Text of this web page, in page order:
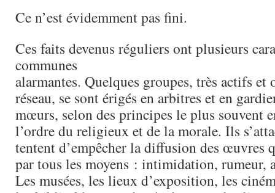
Ce n’est évidemment pas fini.
Ces faits devenus réguliers ont plusieurs
communes
alarmantes. Quelques groupes, très actifs et
réseau, se sont érigés en arbitres et en
mœurs, selon des principes le plus souvent
l’ordre du religieux et de la morale. Ils
tentent d’empêcher la diffusion des œuvres
par tous les moyens : intimidation,
Les musées, les lieux d’exposition, les